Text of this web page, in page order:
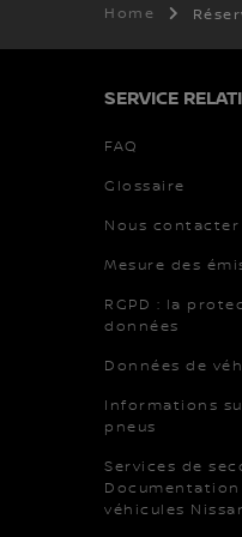
Home
SERVICE
FAQ
Glossaire
Nous contacter
Mesure des
RGPD : la
données
Données de
Informations
pneus
Services de
véhicules